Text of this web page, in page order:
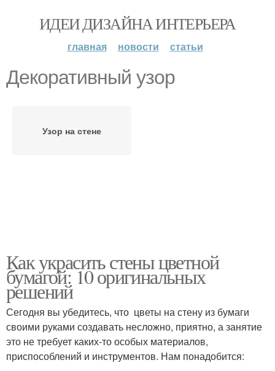
ИДЕИ ДИЗАЙНА ИНТЕРЬЕРА
главная новости статьи
Декоративный узор
Узор на стене
Как украсить стены цветной
бумагой: 10 оригинальных
решений
Сегодня вы убедитесь, что цветы на стену из бумаги
своими руками создавать несложно, приятно, а занятие
это не требует каких-то особых материалов,
приспособлений и инструментов. Нам понадобится: